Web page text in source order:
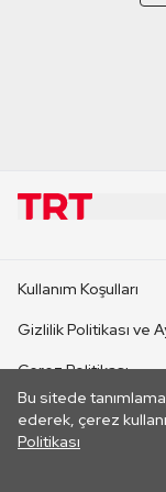
Bu sitede
ederek, çerez
Politikası
CANLI YAYINLAR
Kullanım Koşulları
Gizlilik Politikası ve
Çerez Politikası
İletişim
Her hakkı